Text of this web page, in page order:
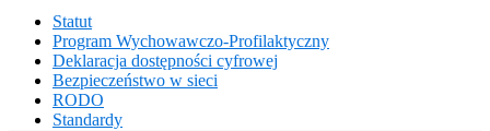
Statut
Program Wychowawczo-Profilaktyczny
Deklaracja dostępności cyfrowej
Bezpieczeństwo w sieci
RODO
Standardy